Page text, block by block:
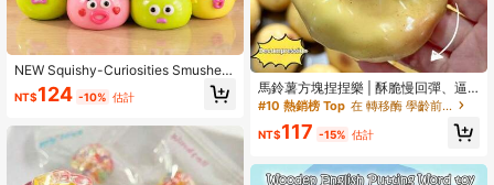
NEW Squishy-Curiosities Smushers
狗狗臉部交換捏捏樂，柔軟慢回彈壓
力舒緩玩具，可愛狗狗臉感官紓壓指
孩生日禮物首選
NT$124 -10% 估計
馬鈴薯方塊捏捏樂 | 酥脆慢回彈、逼
真食物造型壓力紓壓玩具，辦公桌減
#10 熱銷榜 Top 在 轉移酶 學齡前兒童玩具
NT$117 -15% 估計